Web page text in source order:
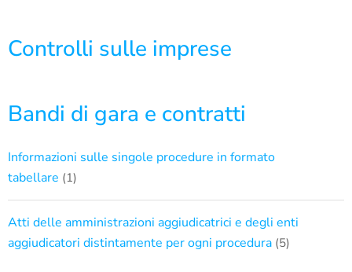
Controlli sulle imprese
Bandi di gara e contratti
Informazioni sulle singole procedure in formato
tabellare (1)
Atti delle amministrazioni aggiudicatrici e degli enti
aggiudicatori distintamente per ogni procedura (5)